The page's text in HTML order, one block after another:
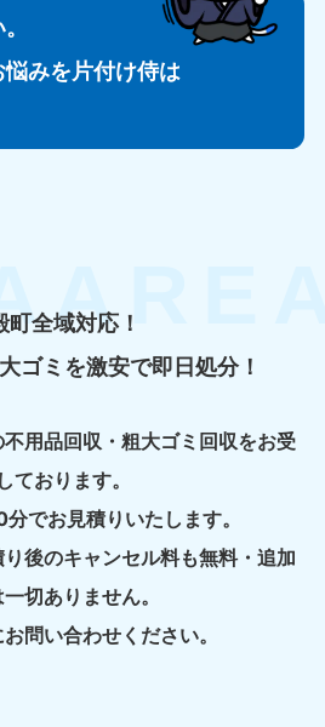
みを片付け侍は
町全域対応！
ゴミを激安で即日処分！
用品回収・粗大ゴミ回収をお受
ております。
でお見積りいたします。
後のキャンセル料も無料・追加
切ありません。
問い合わせください。